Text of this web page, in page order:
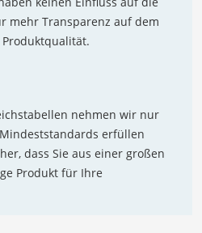
mehr Transparenz auf dem
nehmen wir nur
erfüllen
dass Sie aus einer großen
Produkt für Ihre